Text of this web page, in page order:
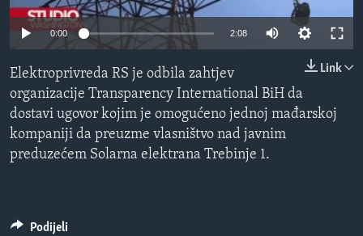
MAGAZIN
O GLASU AMERIKE
Learning English
PRATITE NAS
0:00 2:08
Link
Elektroprivreda RS je odbila zahtjev
organizacije Transparency International BiH da
dostavi ugovor kojim je omogućeno jednoj mađarskoj
kompaniji da preuzme vlasništvo nad javnim
preduzećem Solarna elektrana Trebinje 1.
Podijeli